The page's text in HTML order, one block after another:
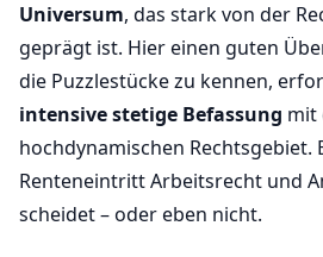
Universum, das stark von der
geprägt ist. Hier einen guten
die Puzzlestücke zu kennen,
intensive stetige Befassung mit
hochdynamischen Rechtsgebiet.
Renteneintritt Arbeitsrecht und
scheidet – oder eben nicht.